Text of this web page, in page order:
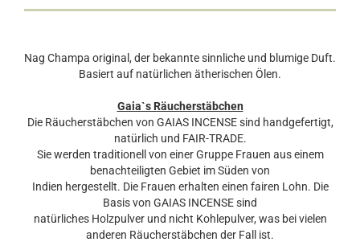
Nag Champa original, der bekannte sinnliche und blumige Duft.
Basiert auf natürlichen ätherischen Ölen.
Gaia`s Räucherstäbchen
Die Räucherstäbchen von GAIAS INCENSE sind handgefertigt,
natürlich und FAIR-TRADE.
Sie werden traditionell von einer Gruppe Frauen aus einem
benachteiligten Gebiet im Süden von
Indien hergestellt. Die Frauen erhalten einen fairen Lohn. Die
Basis von GAIAS INCENSE sind
natürliches Holzpulver und nicht Kohlepulver, was bei vielen
anderen Räucherstäbchen der Fall ist.